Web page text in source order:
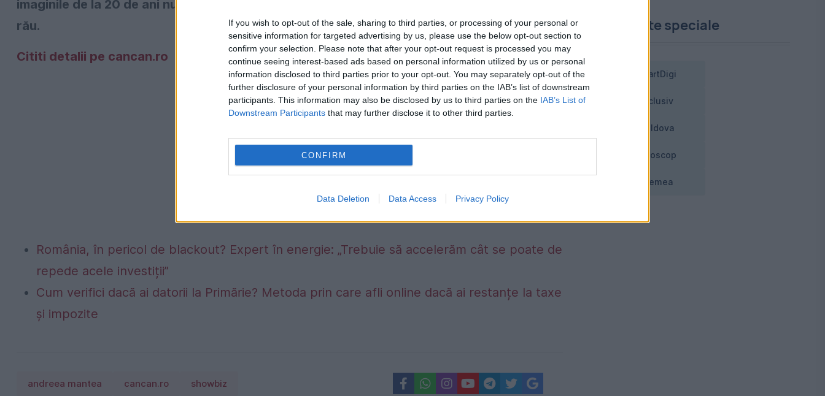
If you wish to opt-out of the sale, sharing to third parties, or processing of your personal or
sensitive information for targeted advertising by us, please use the below opt-out section to
confirm your selection. Please note that after your opt-out request is processed you may
continue seeing interest-based ads based on personal information utilized by us or personal
information disclosed to third parties prior to your opt-out. You may separately opt-out of the
further disclosure of your personal information by third parties on the IAB’s list of downstream
participants. This information may also be disclosed by us to third parties on the IAB’s List of
Downstream Participants that may further disclose it to other third parties.
CONFIRM
Data Deletion Data Access Privacy Policy
imaginile de la 20 de ani nu îi mai fac prea mare cinste, cert este că bruneta nu arăta deloc
rău.
Cititi detalii pe cancan.ro
România, în pericol de blackout? Expert în energie: „Trebuie să accelerăm cât se poate de
repede acele investiții”
Cum verifici dacă ai datorii la Primărie? Metoda prin care afli online dacă ai restanțe la taxe
și impozite
andreea mantea cancan.ro showbiz
Proiecte speciale
SmartDigi
Exclusiv
Moldova
Horoscop
Vremea